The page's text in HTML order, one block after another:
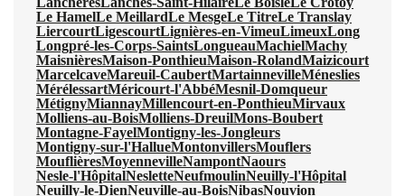
Le HamelLe MeillardLe MesgeLe TitreLe Translay
LiercourtLigescourtLignières-en-VimeuLimeuxLong
Longpré-les-Corps-SaintsLongueauMachielMachy
MaisnièresMaison-PonthieuMaison-RolandMaizicourt
MarcelcaveMareuil-CaubertMartainnevilleMéneslies
MérélessartMéricourt-l'AbbéMesnil-Domqueur
MétignyMiannayMillencourt-en-PonthieuMirvaux
Molliens-au-BoisMolliens-DreuilMons-Boubert
Montagne-FayelMontigny-les-Jongleurs
Montigny-sur-l'HallueMontonvillersMouflers
MouflièresMoyennevilleNampontNaours
Nesle-l'HôpitalNesletteNeufmoulinNeuilly-l'Hôpital
Neuilly-le-DienNeuville-au-BoisNibasNouvion